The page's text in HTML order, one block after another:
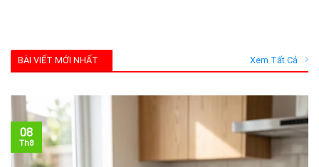
BÀI VIẾT MỚI NHẤT Xem Tất Cả
08
Th8